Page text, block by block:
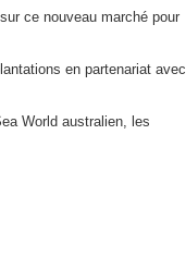
ce nouveau marché pour
en partenariat avec
World australien, les